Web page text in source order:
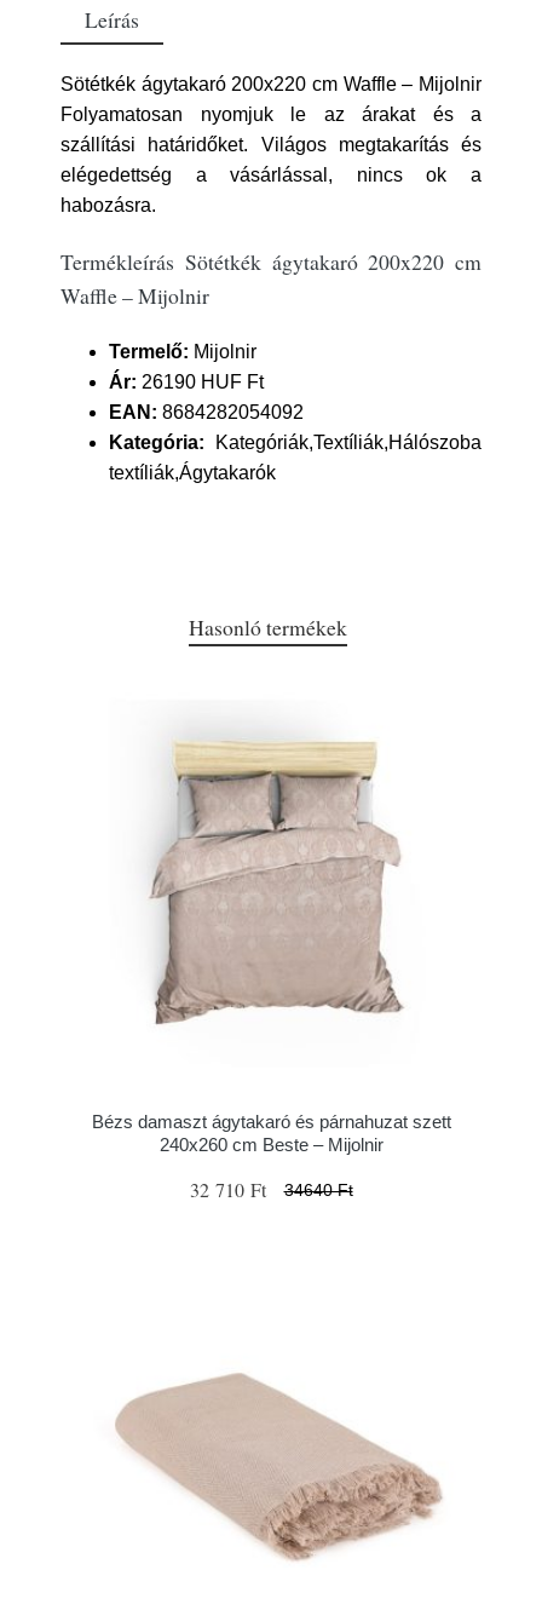
Leírás
Sötétkék ágytakaró 200x220 cm Waffle – Mijolnir
Folyamatosan nyomjuk le az árakat és a
szállítási határidőket. Világos megtakarítás és
elégedettség a vásárlással, nincs ok a
habozásra.
Termékleírás Sötétkék ágytakaró 200x220 cm
Waffle – Mijolnir
Termelő: Mijolnir
Ár: 26190 HUF Ft
EAN: 8684282054092
Kategória: Kategóriák,Textíliák,Hálószoba
textíliák,Ágytakarók
Hasonló termékek
Bézs damaszt ágytakaró és párnahuzat szett
240x260 cm Beste – Mijolnir
32 710 Ft 34640 Ft